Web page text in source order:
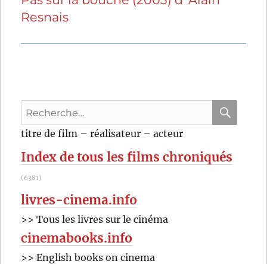
suivante :
Resnais
Recherche
pour
:
titre de film – réalisateur – acteur
Index de tous les films chroniqués
(6381)
livres-cinema.info
>> Tous les livres sur le cinéma
cinemabooks.info
>> English books on cinema